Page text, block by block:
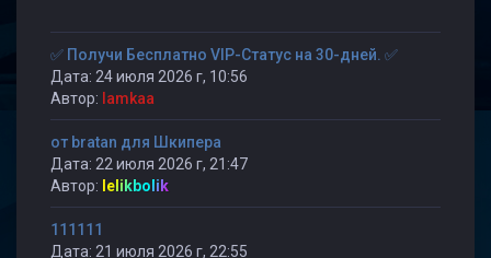
✅ Получи Бесплатно VIP-Статус на 30-дней. ✅
Дата: 24 июля 2026 г, 10:56
Автор: lamkaa
от bratan для Шкипера
Дата: 22 июля 2026 г, 21:47
Автор: lelikbolik
111111
Дата: 21 июля 2026 г, 22:55